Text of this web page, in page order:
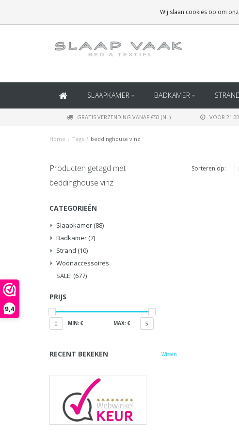
9,4
(BINNEN BELGIË)
SLAAPKAMER BADKAMER
GRATIS VERZENDING VANAF €50 (NL) VOOR
Home / Tags / beddinghouse vinz
Producten getagd met
beddinghouse vinz
Sorteren op:
CATEGORIEËN
Slaapkamer (88)
Badkamer (7)
Strand (10)
Woonaccessoires
SALE! (677)
PRIJS
0 MIN: € MAX: € 5
RECENT BEKEKEN Wissen
Wij slaan cookies op om